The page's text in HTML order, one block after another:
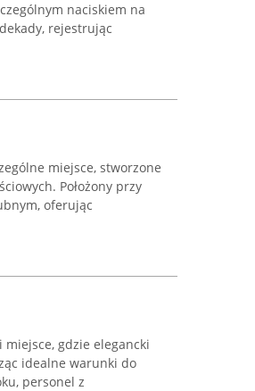
naciskiem na
rejestrując
miejsce, stworzone
Położony przy
oferując
miejsce, gdzie elegancki
idealne warunki do
personel z